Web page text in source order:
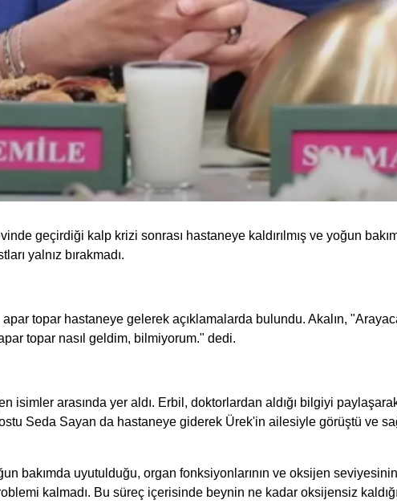
geçirdiği kalp krizi sonrası hastaneye kaldırılmış ve yoğun
yalnız bırakmadı.
apar topar hastaneye gelerek açıklamalarda bulundu. Akalın,
topar nasıl geldim, bilmiyorum." dedi.
isimler arasında yer aldı. Erbil, doktorlardan aldığı bilgiyi
Seda Sayan da hastaneye giderek Ürek'in ailesiyle görüştü ve
bakımda uyutulduğu, organ fonksiyonlarının ve oksijen
kalmadı. Bu süreç içerisinde beynin ne kadar oksijensiz